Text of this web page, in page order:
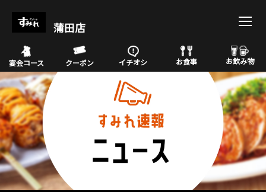
蒲田店
宴会コース クーポン イチオシ お食事 お飲み物